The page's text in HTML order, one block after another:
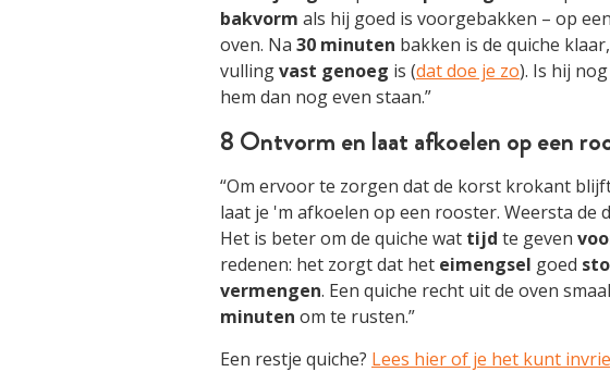
bakvorm als hij goed is voorgebakken – op
oven. Na 30 minuten bakken is de quiche
vullingvast genoeg is (dat doe je zo). Is hij
hem dan nog even staan.”
8 Ontvorm en laat afkoelen op een
“Om ervoor te zorgen dat de korst krokant
laat je 'm afkoelen op een rooster. Weersta de
Het is beter om de quiche wat tijd te geven
redenen: het zorgt dat het eimengsel goed
vermengen. Een quiche recht uit de oven
minuten om te rusten.”
Een restje quiche? Lees hier of je het kunt